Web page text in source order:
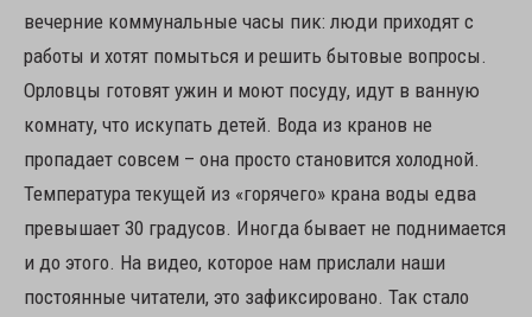
вечерние коммунальные часы пик: люди приходят с
работы и хотят помыться и решить бытовые вопросы.
Орловцы готовят ужин и моют посуду, идут в ванную
комнату, что искупать детей. Вода из кранов не
пропадает совсем – она просто становится холодной.
Температура текущей из «горячего» крана воды едва
превышает 30 градусов. Иногда бывает не поднимается
и до этого. На видео, которое нам прислали наши
постоянные читатели, это зафиксировано. Так стало